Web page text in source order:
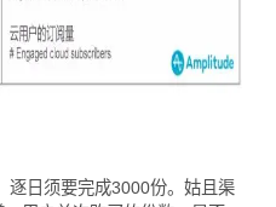
逐日须要完成3000份。姑且渠